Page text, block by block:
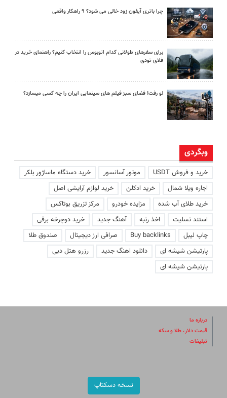
چرا باتری آیفون زود خالی می شود؟ ۹ راهکار واقعی
برای سفرهای طولانی کدام اتوبوس را انتخاب کنیم؟ راهنمای خرید در
فلای تودی
لو رفت! فضای سبز فیلم های سینمایی ایران را چه کسی میسازد؟
وبگردی
خرید و فروش USDT موتور آسانسور
خرید دستگاه ماساژور بلکر
اجاره ویلا شمال
خرید ادکلن
خرید لوازم آرایشی اصل
خرید طلای آب شده
مزایده خودرو
مرکز تزریق بوتاکس
استند تسلیت
اخذ رتبه آهنگ جدید
خرید دوچرخه برقی
چاپ لیبل
Buy backlinks صرافی ارز دیجیتال
صندوق طلا
پارتیشن شیشه ای
دانلود اهنگ جدید
رزرو هتل دبی
پارتیشن شیشه ای
درباره ما
قیمت دلار، طلا و سکه
تبلیغات
نسخه دسکتاپ